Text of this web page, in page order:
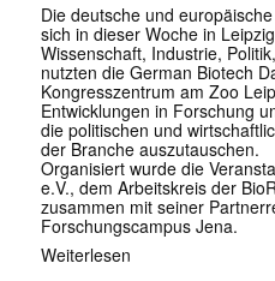
Die deutsche und
sich in dieser Woche in
Wissenschaft, Industrie,
nutzten die German Biotech
Kongresszentrum am Zoo
Entwicklungen in Forschung
die politischen und
der Branche auszutauschen.
Organisiert wurde die
e.V., dem Arbeitskreis der
zusammen mit seiner
Forschungscampus Jena.
Weiterlesen